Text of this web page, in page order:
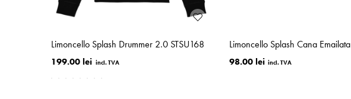
Limoncello Splash Drummer 2.0 STSU168
199.00 lei
Limoncello Splash Cana Emailata
98.00 lei